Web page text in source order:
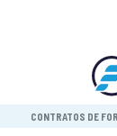
CONTRATOS DE